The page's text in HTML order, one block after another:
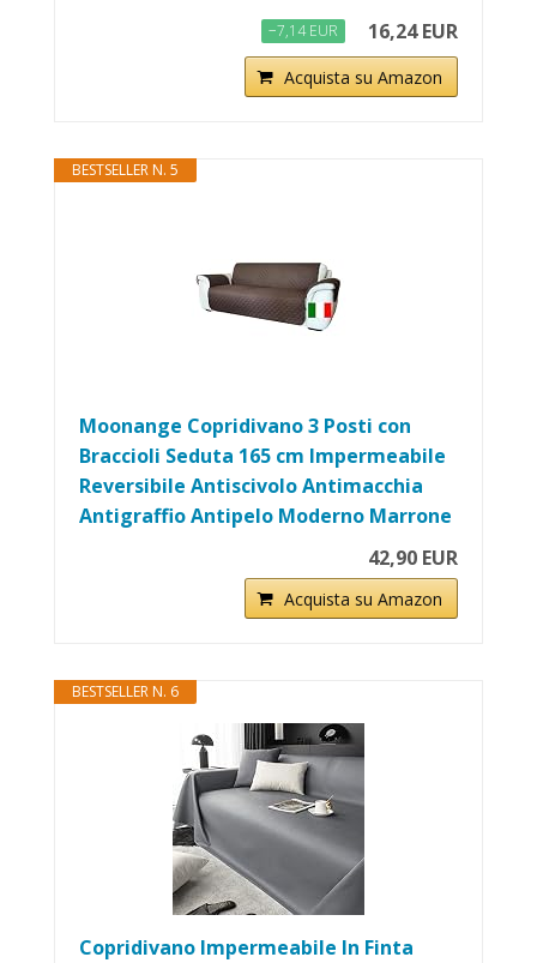
−7,14 EUR 16,24 EUR
Acquista su Amazon
BESTSELLER N. 5
Moonange Copridivano 3 Posti con
Braccioli Seduta 165 cm Impermeabile
Reversibile Antiscivolo Antimacchia
Antigraffio Antipelo Moderno Marrone
42,90 EUR
Acquista su Amazon
BESTSELLER N. 6
Copridivano Impermeabile In Finta